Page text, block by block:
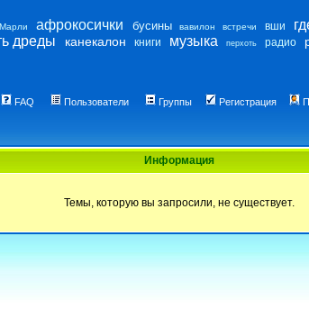
афрокосички бусины вавилон встречи вши
дреды канекалон книги музыка перхоть радио
FAQ Пользователи Группы Регистрация
Информация
Темы, которую вы запросили, не существует.